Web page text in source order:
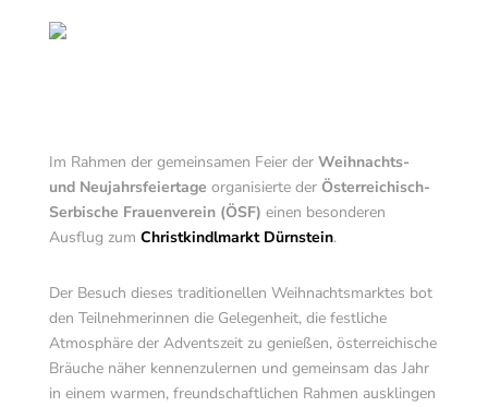
Im Rahmen der gemeinsamen Feier der Weihnachts-
und Neujahrsfeiertage organisierte der Österreichisch-
Serbische Frauenverein (ÖSF) einen besonderen
Ausflug zum Christkindlmarkt Dürnstein.
Der Besuch dieses traditionellen Weihnachtsmarktes bot
den Teilnehmerinnen die Gelegenheit, die festliche
Atmosphäre der Adventszeit zu genießen, österreichische
Bräuche näher kennenzulernen und gemeinsam das Jahr
in einem warmen, freundschaftlichen Rahmen ausklingen